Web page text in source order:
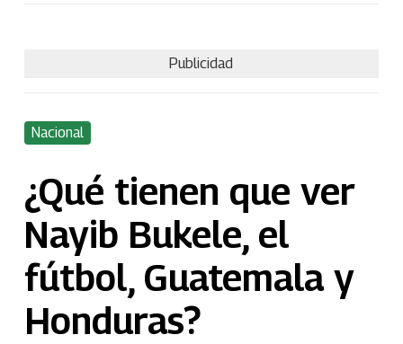
Publicidad
Nacional
¿Qué tienen que ver
Nayib Bukele, el
fútbol, Guatemala y
Honduras?